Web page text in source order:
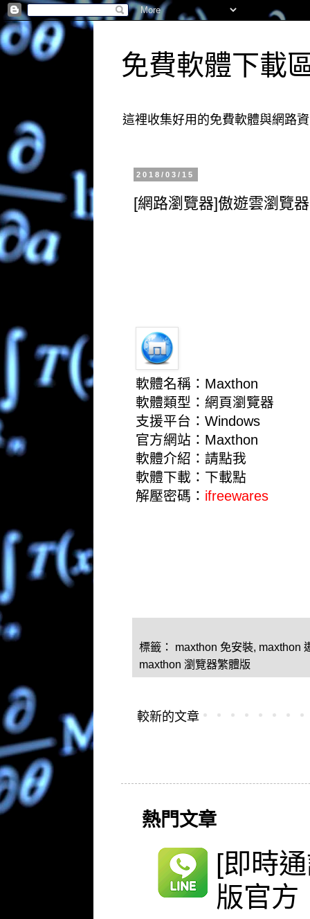
免費軟體下載
這裡收集好用的免費軟體與網路
2018/03/15
[網路瀏覽器]傲遊雲瀏覽
軟體名稱：Maxthon
軟體類型：網頁瀏覽器
支援平台：Windows
官方網站： Maxthon
軟體介紹： 請點我
軟體下載： 下載點
解壓密碼： ifreewares
標籤： maxthon 免安裝, maxthon
maxthon 瀏覽器繁體版
較新的文章
熱門文章
[即時
版官方